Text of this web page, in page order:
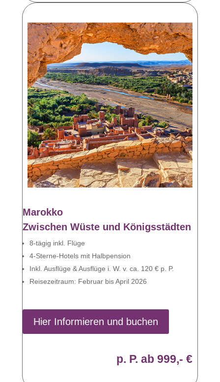
Marokko
Zwischen Wüste und Königsstädten
8-tägig inkl. Flüge
4-Sterne-Hotels mit Halbpension
Inkl. Ausflüge & Ausflüge i. W. v. ca. 120 € p. P.
Reisezeitraum: Februar bis April 2026
Hier Informieren und buchen
p. P. ab 999,- €